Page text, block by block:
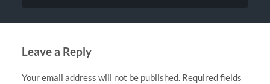
Leave a Reply
Your email address will not be published. Required fields